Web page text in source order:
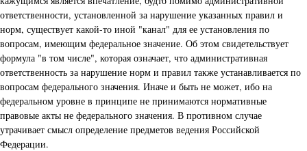
ответственности, установленной за нарушение указанных правил и
норм, существует какой-то иной "канал" для ее установления по
вопросам, имеющим федеральное значение. Об этом свидетельствует
формула "в том числе", которая означает, что административная
ответственность за нарушение норм и правил также устанавливается по
вопросам федерального значения. Иначе и быть не может, ибо на
федеральном уровне в принципе не принимаются нормативные
правовые акты не федерального значения. В противном случае
утрачивает смысл определение предметов ведения Российской
Федерации.